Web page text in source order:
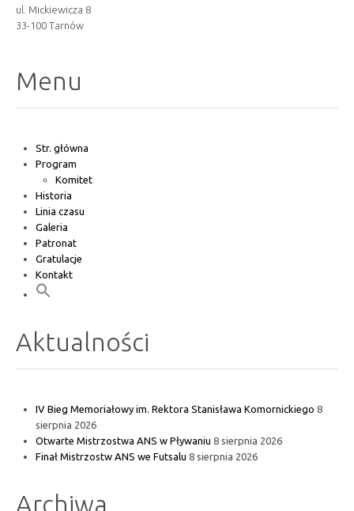
ul. Mickiewicza 8
33-100 Tarnów
Menu
Str. główna
Program
Komitet
Historia
Linia czasu
Galeria
Patronat
Gratulacje
Kontakt
Aktualności
IV Bieg Memoriałowy im. Rektora Stanisława Komornickiego 8
sierpnia 2026
Otwarte Mistrzostwa ANS w Pływaniu 8 sierpnia 2026
Finał Mistrzostw ANS we Futsalu 8 sierpnia 2026
Archiwa